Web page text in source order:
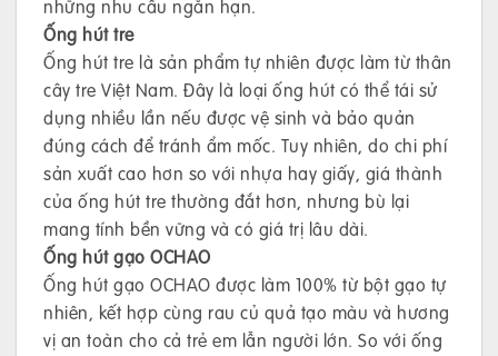
những nhu cầu ngắn hạn.
Ống hút tre
Ống hút tre là sản phẩm tự nhiên được làm từ thân
cây tre Việt Nam. Đây là loại ống hút có thể tái sử
dụng nhiều lần nếu được vệ sinh và bảo quản
đúng cách để tránh ẩm mốc. Tuy nhiên, do chi phí
sản xuất cao hơn so với nhựa hay giấy, giá thành
của ống hút tre thường đắt hơn, nhưng bù lại
mang tính bền vững và có giá trị lâu dài.
Ống hút gạo OCHAO
Ống hút gạo OCHAO được làm 100% từ bột gạo tự
nhiên, kết hợp cùng rau củ quả tạo màu và hương
vị an toàn cho cả trẻ em lẫn người lớn. So với ống